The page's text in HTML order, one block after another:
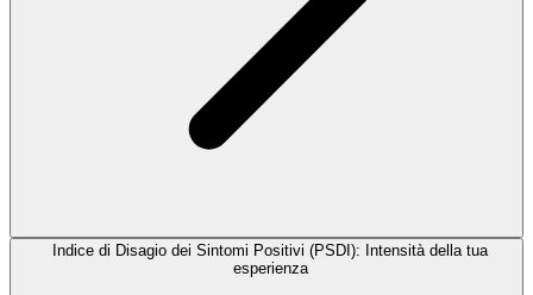
Indice di Disagio dei Sintomi Positivi (PSDI): Intensità della tua
esperienza